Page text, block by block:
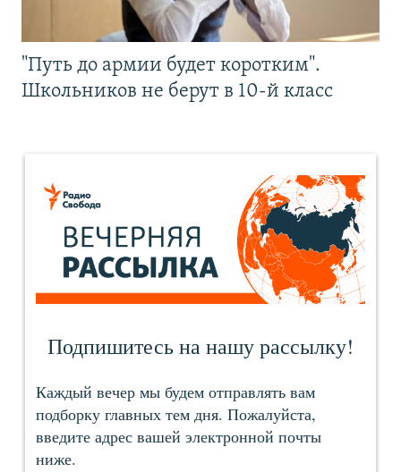
"Путь до армии будет коротким".
Школьников не берут в 10-й класс